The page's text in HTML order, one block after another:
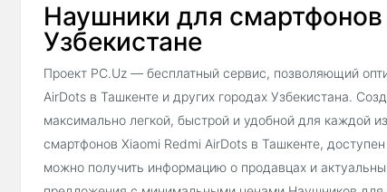
Наушники для
Узбекистане
Проект PC.Uz — бесплатный сервис, позволяющий
AirDots в Ташкенте и других городах Узбекистана.
максимально легкой, быстрой и удобной для каждой
смартфонов Xiaomi Redmi AirDots в Ташкенте,
можно получить информацию о продавцах и